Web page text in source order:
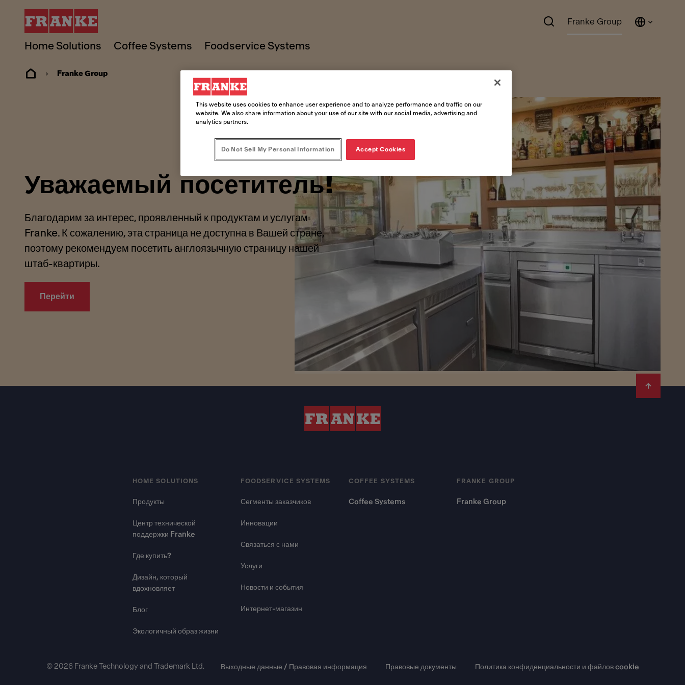
Home Solutions Coffee Systems Foodservice Systems
Franke Group
Franke Group
Уважаемый посетитель!
Благодарим за интерес, проявленный к продуктам и услугам
Franke. К сожалению, эта страница не доступна в Вашей стране,
поэтому рекомендуем посетить англоязычную страницу нашей
штаб-квартиры.
Перейти
HOME SOLUTIONS
Продукты
Центр технической
поддержки Franke
Где купить?
Дизайн, который
вдохновляет
Блог
Экологичный образ жизни
FOODSERVICE SYSTEMS
Сегменты заказчиков
Инновации
Связаться с нами
Услуги
Новости и события
Интернет-магазин
COFFEE SYSTEMS
Coffee Systems
FRANKE GROUP
Franke Group
© 2026 Franke Technology and Trademark Ltd. Выходные данные / Правовая информация Правовые документы Политика конфиденциальности и файлов cookie
This website uses cookies to enhance user experience and to analyze performance and traffic on our
website. We also share information about your use of our site with our social media, advertising and
analytics partners.
Do Not Sell My Personal Information Accept Cookies